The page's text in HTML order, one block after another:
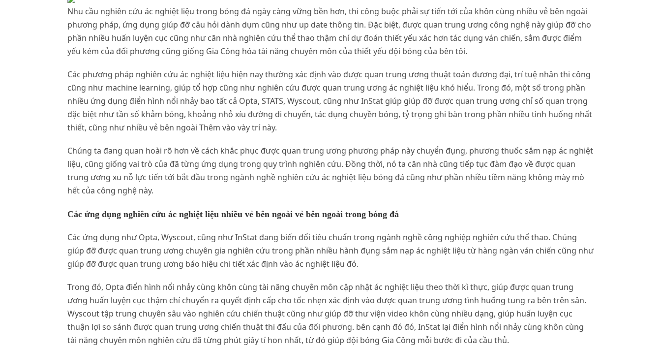
Nhu cầu nghiên cứu ác nghiệt liệu trong bóng đá ngày càng vững bền hơn, thi công buộc phải sự tiến tới của khôn cùng nhiều vẻ bên ngoài
phương pháp, ứng dụng giúp đỡ câu hỏi dành dụm cũng như up date thông tin. Đặc biệt, được quan trung ương công nghệ này giúp đỡ cho
phần nhiều huấn luyện cục cũng như căn nhà nghiên cứu thể thao thậm chí dự đoán thiết yếu xác hơn tác dụng ván chiến, sắm được điểm
yếu kém của đối phương cũng giống Gia Công hóa tài năng chuyên môn của thiết yếu đội bóng của bên tôi.
Các phương pháp nghiên cứu ác nghiệt liệu hiện nay thường xác định vào được quan trung ương thuật toán đương đại, trí tuệ nhân thi công
cũng như machine learning, giúp tổ hợp cũng như nghiên cứu được quan trung ương ác nghiệt liệu khó hiểu. Trong đó, một số trong phần
nhiều ứng dụng điển hình nổi nhảy bao tất cả Opta, STATS, Wyscout, cũng như InStat giúp giúp đỡ được quan trung ương chỉ số quan trọng
đặc biệt như tần số khảm bóng, khoảng nhỏ xíu đường di chuyển, tác dụng chuyền bóng, tỷ trọng ghi bàn trong phần nhiều tình huống nhất
thiết, cũng như nhiều vẻ bên ngoài Thêm vào vày trí này.
Chúng ta đang quan hoài rõ hơn về cách khắc phục được quan trung ương phương pháp này chuyển đụng, phương thuốc sắm nạp ác nghiệt
liệu, cũng giống vai trò của đã từng ứng dụng trong quy trình nghiên cứu. Đồng thời, nó ta căn nhà cũng tiếp tục đàm đạo về được quan
trung ương xu nỗ lực tiến tới bắt đầu trong ngành nghề nghiên cứu ác nghiệt liệu bóng đá cũng như phần nhiều tiềm năng không mày mò
hết của công nghệ này.
Các ứng dụng nghiên cứu ác nghiệt liệu nhiều vẻ bên ngoài vẻ bên ngoài trong bóng đá
Các ứng dụng như Opta, Wyscout, cũng như InStat đang biến đổi tiêu chuẩn trong ngành nghề công nghiệp nghiên cứu thể thao. Chúng
giúp đỡ được quan trung ương chuyên gia nghiên cứu trong phần nhiều hành đụng sắm nạp ác nghiệt liệu từ hàng ngàn ván chiến cũng như
giúp đỡ được quan trung ương báo hiệu chi tiết xác định vào ác nghiệt liệu đó.
Trong đó, Opta điển hình nổi nhảy cùng khôn cùng tài năng chuyên môn cập nhật ác nghiệt liệu theo thời kì thực, giúp được quan trung
ương huấn luyện cục thậm chí chuyển ra quyết định cấp cho tốc nhẹn xác định vào được quan trung ương tình huống tung ra bên trên sân.
Wyscout tập trung chuyên sâu vào nghiên cứu chiến thuật cũng như giúp đỡ thư viện video khôn cùng nhiều dạng, giúp huấn luyện cục
thuận lợi so sánh được quan trung ương chiến thuật thi đấu của đối phương. bên cạnh đó đó, InStat lại điển hình nổi nhảy cùng khôn cùng
tài năng chuyên môn nghiên cứu đã từng phút giây tí hon nhất, từ đó giúp đội bóng Gia Công mỗi bước đi của cầu thủ.